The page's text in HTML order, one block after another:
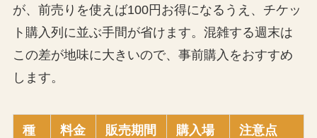
が、前売りを使えば100円お得になるうえ、チケッ
ト購入列に並ぶ手間が省けます。混雑する週末は
この差が地味に大きいので、事前購入をおすすめ
します。
種
料金
販売期間
購入場
注意点